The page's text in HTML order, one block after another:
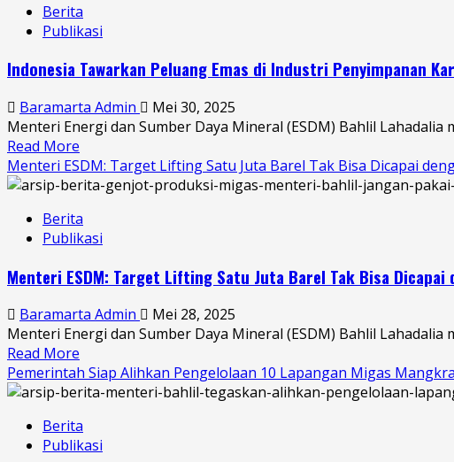
Minyak
Mentah
Turun
USD65,29
per
pada
April
2025,
Terendah
Sejak
Awal
Tahun
Berita
Publikasi
Indonesia Tawarkan Peluang Emas di Industri Penyimpanan
Baramarta Admin
Mei 30, 2025
Menteri Energi dan Sumber Daya Mineral (ESDM) Bahlil
Read More
more
about
Tawarkan
Peluang
di
Penyimpanan
Karbon,
Ajak
KKKS
Bergabung
Menteri ESDM: Target Lifting Satu Juta Barel Tak Bisa Dicapai
Berita
Publikasi
Menteri ESDM: Target Lifting Satu Juta Barel Tak Bisa Dicapai
Baramarta Admin
Mei 28, 2025
Menteri Energi dan Sumber Daya Mineral (ESDM) Bahlil
Read More
more
about
ESDM:
Target
Pemerintah Siap Alihkan Pengelolaan 10 Lapangan Migas
Berita
Publikasi